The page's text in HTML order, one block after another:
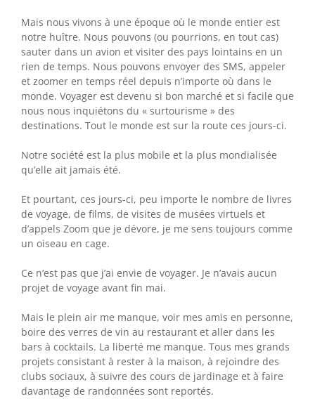
Mais nous vivons à une époque où le monde entier est
notre huître. Nous pouvons (ou pourrions, en tout cas)
sauter dans un avion et visiter des pays lointains en un
rien de temps. Nous pouvons envoyer des SMS, appeler
et zoomer en temps réel depuis n’importe où dans le
monde. Voyager est devenu si bon marché et si facile que
nous nous inquiétons du « surtourisme » des
destinations. Tout le monde est sur la route ces jours-ci.
Notre société est la plus mobile et la plus mondialisée
qu’elle ait jamais été.
Et pourtant, ces jours-ci, peu importe le nombre de livres
de voyage, de films, de visites de musées virtuels et
d’appels Zoom que je dévore, je me sens toujours comme
un oiseau en cage.
Ce n’est pas que j’ai envie de voyager. Je n’avais aucun
projet de voyage avant fin mai.
Mais le plein air me manque, voir mes amis en personne,
boire des verres de vin au restaurant et aller dans les
bars à cocktails. La liberté me manque. Tous mes grands
projets consistant à rester à la maison, à rejoindre des
clubs sociaux, à suivre des cours de jardinage et à faire
davantage de randonnées sont reportés.